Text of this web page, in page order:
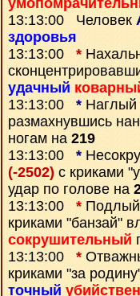
13:13:00 Человек
здоровья
13:13:00 *
удачный
13:13:00 * Наглый
размахнувшись
ногам на 219
13:13:00 *
(-2502) с криками
удар по голове на
13:13:00 *
криками "банзай"
сокрушительный
13:13:00 *
криками "за
точный